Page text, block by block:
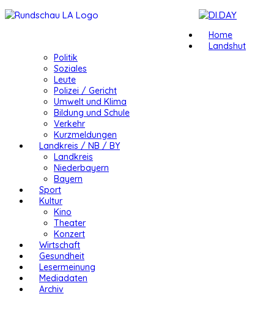
Home
Landshut
Politik
Soziales
Leute
Polizei / Gericht
Umwelt und Klima
Bildung und Schule
Verkehr
Kurzmeldungen
Landkreis / NB / BY
Landkreis
Niederbayern
Bayern
Sport
Kultur
Kino
Theater
Konzert
Wirtschaft
Gesundheit
Lesermeinung
Mediadaten
Archiv